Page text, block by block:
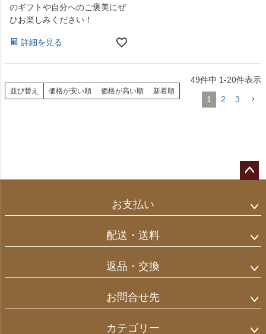
のギフトや自分へのご褒美にぜ
ひお楽しみください！
詳細を見る
並び替え 価格が安い順 価格が高い順 新着順
49件中 1-20件表示
1 2 3
ップ
お支払い
配送・送料
返品・交換
お問合せ先
カテゴリー